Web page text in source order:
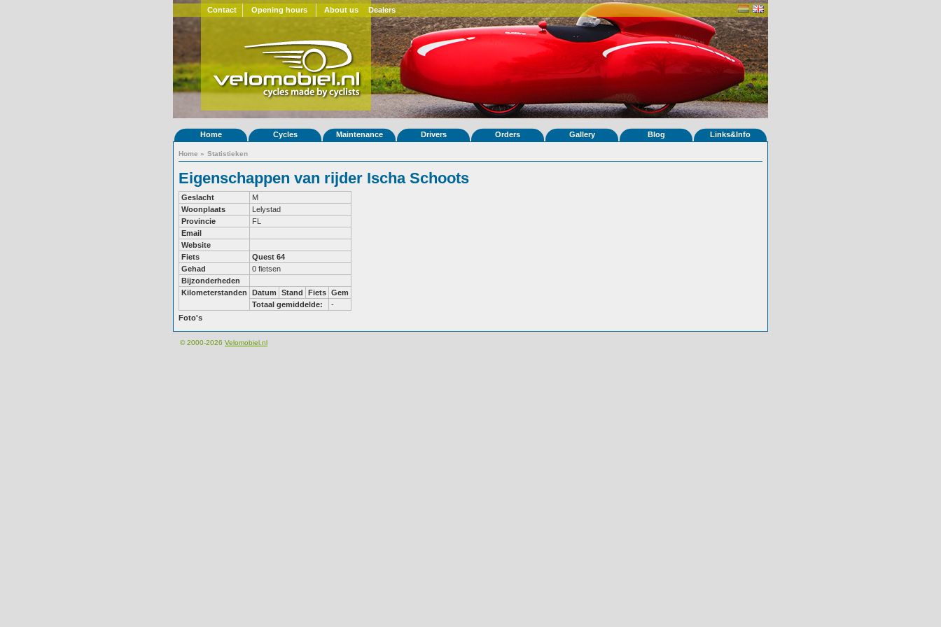
Contact Opening hours About us Dealers
Home Cycles Maintenance Drivers Orders Gallery Blog Links&Info
Home » Statistieken
Eigenschappen van rijder Ischa Schoots
Geslacht
M
Woonplaats
Lelystad
Provincie
FL
Email
Website
Fiets
Quest 64
Gehad
0 fietsen
Bijzonderheden
Kilometerstanden
Datum Stand Fiets Gem
Totaal gemiddelde:
-
Foto's
© 2000-2026 Velomobiel.nl